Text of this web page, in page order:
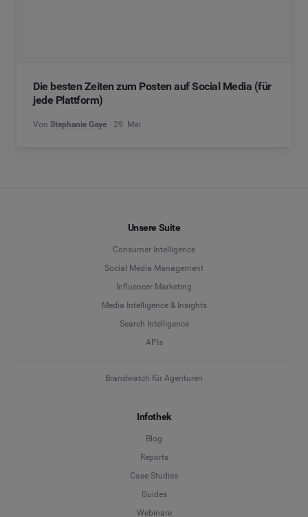
Die besten Zeiten zum Posten auf Social Media (für
jede Plattform)
Von Stephanie Gaye 29. Mai
Unsere Suite
Consumer Intelligence
Social Media Management
Influencer Marketing
Media Intelligence & Insights
Search Intelligence
APIs
Brandwatch für Agenturen
Infothek
Blog
Reports
Case Studies
Guides
Webinare